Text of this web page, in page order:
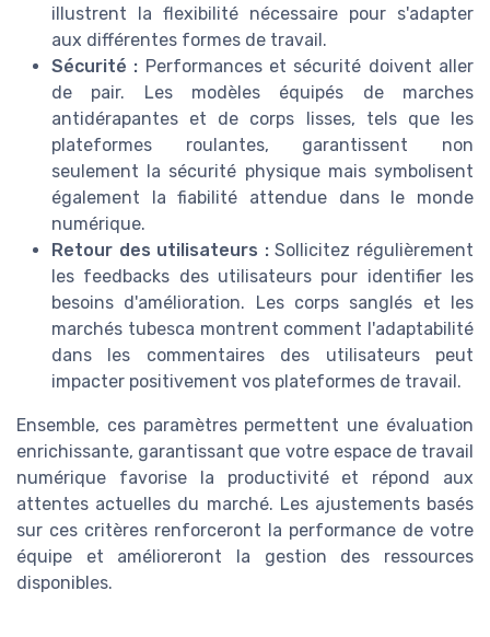
illustrent la flexibilité nécessaire pour s'adapter
aux différentes formes de travail.
Sécurité : Performances et sécurité doivent aller
de pair. Les modèles équipés de marches
antidérapantes et de corps lisses, tels que les
plateformes roulantes, garantissent non
seulement la sécurité physique mais symbolisent
également la fiabilité attendue dans le monde
numérique.
Retour des utilisateurs :Sollicitez régulièrement
les feedbacks des utilisateurs pour identifier les
besoins d'amélioration. Les corps sanglés et les
marchés tubesca montrent comment l'adaptabilité
dans les commentaires des utilisateurs peut
impacter positivement vos plateformes de travail.
Ensemble, ces paramètres permettent une évaluation
enrichissante, garantissant que votre espace de travail
numérique favorise la productivité et répond aux
attentes actuelles du marché. Les ajustements basés
sur ces critères renforceront la performance de votre
équipe et amélioreront la gestion des ressources
disponibles.